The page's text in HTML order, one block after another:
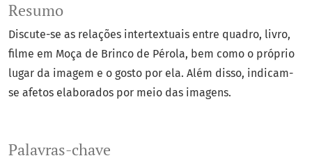
Palavras-chave
Resumo
Discute-se as relações intertextuais entre quadro, livro,
filme em Moça de Brinco de Pérola, bem como o próprio
lugar da imagem e o gosto por ela. Além disso, indicam-
se afetos elaborados por meio das imagens.